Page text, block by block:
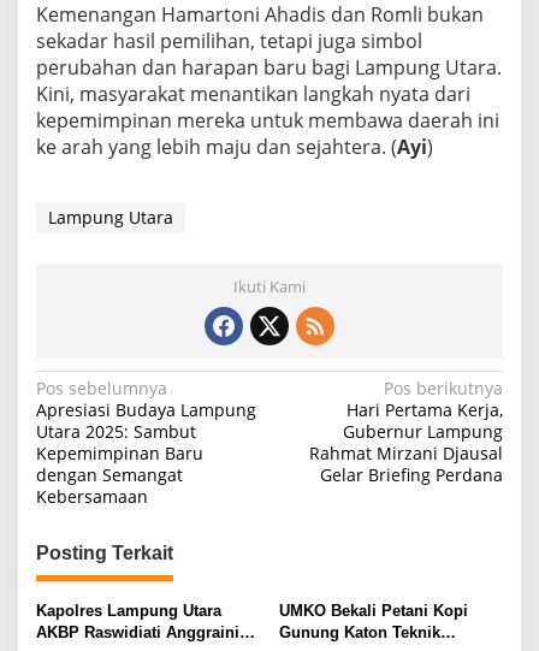
Kemenangan Hamartoni Ahadis dan Romli bukan
sekadar hasil pemilihan, tetapi juga simbol
perubahan dan harapan baru bagi Lampung Utara.
Kini, masyarakat menantikan langkah nyata dari
kepemimpinan mereka untuk membawa daerah ini
ke arah yang lebih maju dan sejahtera. (Ayi)
Lampung Utara
Ikuti Kami
N
a
v
i
a
s
i
Pos sebelumnya
Apresiasi Budaya Lampung
Utara 2025: Sambut
Kepemimpinan Baru
dengan Semangat
Kebersamaan
Pos berikutnya
Hari Pertama Kerja,
Gubernur Lampung
Rahmat Mirzani Djausal
Gelar Briefing Perdana
Posting Terkait
Kapolres Lampung Utara
AKBP Raswidiati Anggraini
UMKO Bekali Petani Kopi
Gunung Katon Teknik